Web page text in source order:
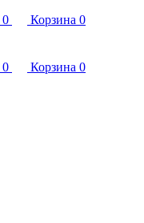
0 Корзина 0
0 Корзина 0